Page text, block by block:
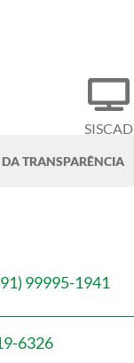
SISCAD
DA TRANSPARÊNCIA
99995-1941
6326